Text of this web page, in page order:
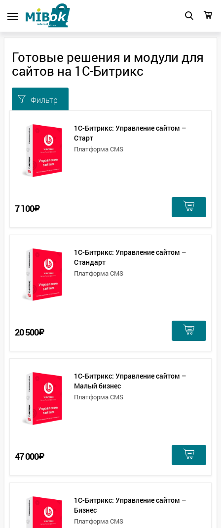
Готовые решения и модули для
сайтов на 1С-Битрикс
Фильтр
1С-Битрикс: Управление сайтом –
Старт
Платформа CMS
7 100
1С-Битрикс: Управление сайтом –
Стандарт
Платформа CMS
20 500
1С-Битрикс: Управление сайтом –
Малый бизнес
Платформа CMS
47 000
1С-Битрикс: Управление сайтом –
Бизнес
Платформа CMS